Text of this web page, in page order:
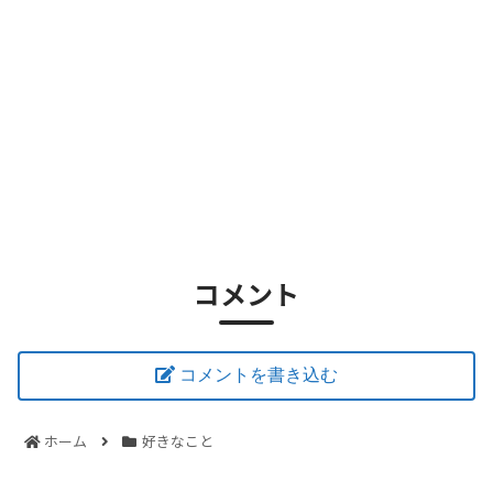
コメント
コメントを書き込む
ホーム 好きなこと